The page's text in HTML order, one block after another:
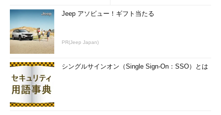
Jeep アソビュー！ギフト当たる
PR(Jeep Japan)
シングルサインオン（Single Sign-On：SSO）とは